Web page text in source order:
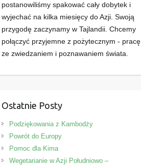
postanowiliśmy spakować cały dobytek i
wyjechać na kilka miesięcy do Azji. Swoją
przygodę zaczynamy w Tajlandii. Chcemy
połączyć przyjemne z pożytecznym - pracę
ze zwiedzaniem i poznawaniem świata.
Ostatnie Posty
Podziękowania z Kambodży
Powrót do Europy
Pomoc dla Kima
Wegetarianie w Azji Południowo –